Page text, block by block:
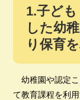
1.子ど
した幼
り保育
幼稚園や認定こ
て教育課程を利